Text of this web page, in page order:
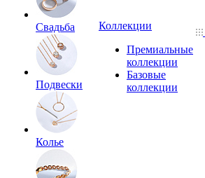
Свадьба
Подвески
Колье
Коллекции
Премиальные
коллекции
Базовые
коллекции